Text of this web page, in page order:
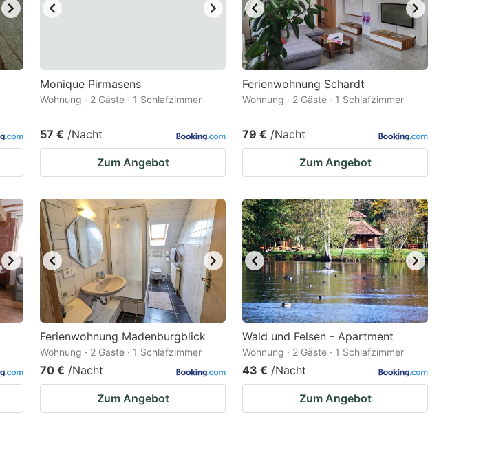
Monique Pirmasens
Wohnung · 2 Gäste · 1 Schlafzimmer
57 € /Nacht
Zum Angebot
Ferienwohnung Schardt
Wohnung · 2 Gäste · 1 Schlafzimmer
79 € /Nacht
Zum Angebot
Ferienwohnung Madenburgblick
Wohnung · 2 Gäste · 1 Schlafzimmer
70 € /Nacht
Zum Angebot
Wald und Felsen - Apartment
Wohnung · 2 Gäste · 1 Schlafzimmer
43 € /Nacht
Zum Angebot